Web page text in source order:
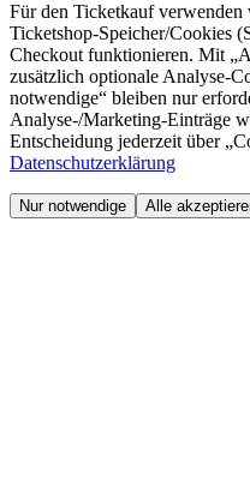
Für den Ticketkauf
Ticketshop-Speicher/Cookies
Checkout funktionieren. Mit
zusätzlich optionale Analyse-
notwendige“ bleiben nur
Analyse-/Marketing-Einträge
Entscheidung jederzeit über
Datenschutzerklärung
Nur notwendige Alle